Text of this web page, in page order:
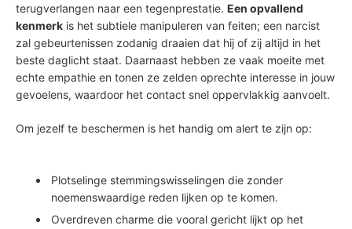
terugverlangen naar een tegenprestatie. Een opvallend
kenmerk is het subtiele manipuleren van feiten; een narcist
zal gebeurtenissen zodanig draaien ‌dat hij of zij​ altijd in het
beste daglicht staat. Daarnaast​ hebben ze vaak moeite ⁤met
echte empathie en tonen ​ze zelden oprechte interesse in jouw
gevoelens, waardoor het contact snel oppervlakkig aanvoelt.
Om ⁢jezelf⁢ te beschermen is het handig om alert te zijn op:
Plotselinge stemmingswisselingen die zonder
noemenswaardige reden lijken op te komen.
Overdreven charme die vooral gericht lijkt op het